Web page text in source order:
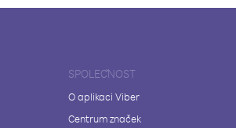
SPOLEČNOST
O aplikaci Viber
Centrum značek